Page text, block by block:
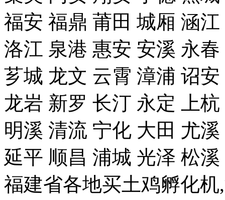
福安 福鼎 莆田 城厢 涵
洛江 泉港 惠安 安溪 永
芗城 龙文 云霄 漳浦 诏
龙岩 新罗 长汀 永定 上
明溪 清流 宁化 大田 尤
延平 顺昌 浦城 光泽 松
福建省各地买土鸡孵化机